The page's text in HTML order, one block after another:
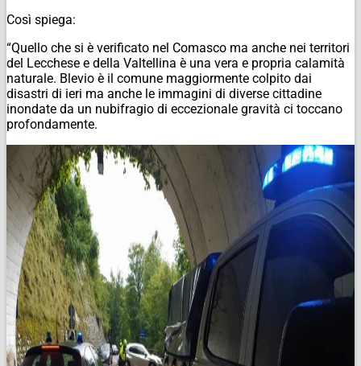
Così spiega:
“Quello che si è verificato nel Comasco ma anche nei territori
del Lecchese e della Valtellina è una vera e propria calamità
naturale. Blevio è il comune maggiormente colpito dai
disastri di ieri ma anche le immagini di diverse cittadine
inondate da un nubifragio di eccezionale gravità ci toccano
profondamente.